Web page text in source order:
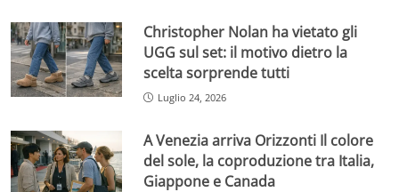
Christopher Nolan ha vietato gli
UGG sul set: il motivo dietro la
scelta sorprende tutti
Luglio 24, 2026
A Venezia arriva Orizzonti Il colore
del sole, la coproduzione tra Italia,
Giappone e Canada